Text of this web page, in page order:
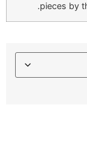
pieces by